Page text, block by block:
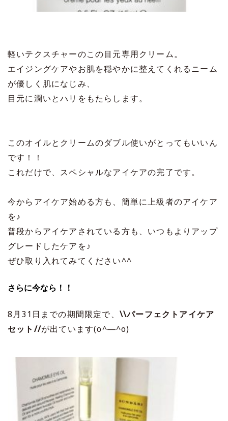
軽いテクスチャーのこの目元専用クリーム。
エイジングケアやお肌を穏やかに整えてくれるニーム
が優しく肌になじみ、
目元に潤いとハリをもたらします。
このオイルとクリームのダブル使いがとってもいいん
です！！
これだけで、スペシャルなアイケアの完了です。
今からアイケア始める方も、簡単に上級者のアイケア
を♪
普段からアイケアされている方も、いつもよりアップ
グレードしたケアを♪
ぜひ取り入れてみてください^^
さらに今なら！！
8月31日までの期間限定で、 \\パーフェクトアイケア
セット//が出ています(o^―^o)